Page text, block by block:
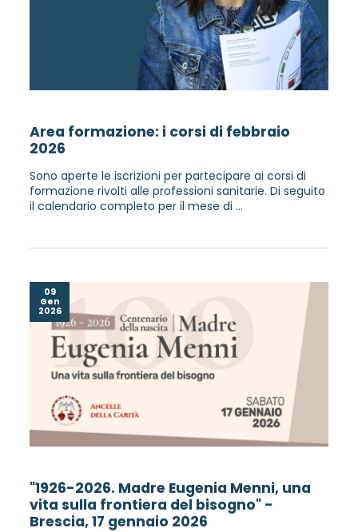
Area formazione: i corsi di febbraio
2026
Sono aperte le iscrizioni per partecipare ai corsi di
formazione rivolti alle professioni sanitarie. Di seguito
il calendario completo per il mese di ...
09
Gen
2026
"1926-2026. Madre Eugenia Menni, una
vita sulla frontiera del bisogno" -
Brescia, 17 gennaio 2026